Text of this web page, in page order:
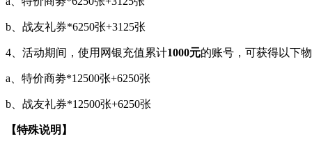
b、战友礼券*6250张+3125张
4、活动期间，使用网银充值累计1000元的账号，可获得以下物
a、特价商劵*12500张+6250张
b、战友礼券*12500张+6250张
【特殊说明】